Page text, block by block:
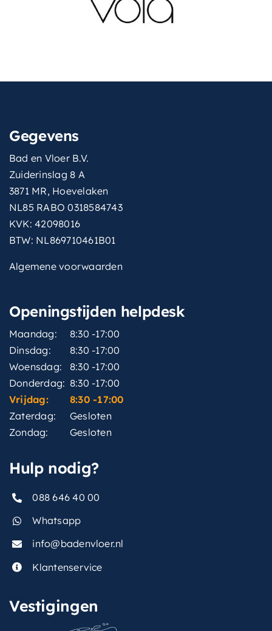
Gegevens
Bad en Vloer B.V.
Zuiderinslag 8 A
3871 MR, Hoevelaken
NL85 RABO 0318584743
KVK: 42098016
BTW: NL869710461B01
Algemene voorwaarden
Openingstijden helpdesk
Maandag:
8:30 -17:00
Dinsdag:
8:30 -17:00
Woensdag:
8:30 -17:00
Donderdag: 8:30 -17:00
Vrijdag:
8:30 -17:00
Zaterdag:
Gesloten
Zondag:
Gesloten
Hulp nodig?
088 646 40 00
Whatsapp
info@badenvloer.nl
Klantenservice
Vestigingen